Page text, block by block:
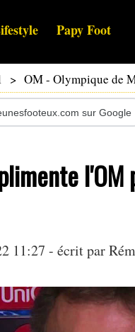
Papy Foot
> OM - Olympique de
sur Google
11:27 - écrit par